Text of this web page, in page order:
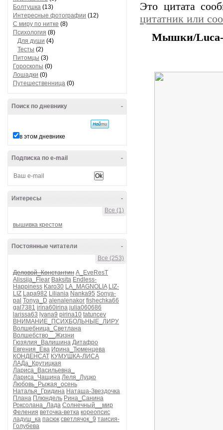
Болтушка (13)
Интересные фотографии (12)
С миру по нитке (8)
Психология (8)
Для души (4)
Тесты (2)
Питомцы (3)
Гороскопы (0)
Лошадки (0)
Путешественница (0)
-
Поиск по дневнику
в этом дневнике
-
Подписка по e-mail
-
Интересы
Все (1)
вышивка крестом
-
Постоянные читатели
Все (253)
Деловой_Константин A_EveResT
Alissija_Flear Baksita Endless-
Happiness Karo30 LA_MAGNOLIA LIZ-
LIZ Lapa982 Liliania Nanka95 Sonya-
pal Tonya_D alenalenakor fishechka66
gal7381 irina60irina julia060686
larissa63 lyana9 pirina10 tatuncev
ВНИМАНИЕ_ПСИХБОЛЬНЫЕ_ЛИРУ
Волшебница_Светлана
Волшебство__Жизни
Гюзялия_Валишина Дитафро
Евгения_Ева Ирина_Тюменцева
КОНДЕНСАТ КУМУШКА-ЛИСА
ЛАДа_Крутицкая
Лариса_Васильевна_
Лариса_Чащина Леля_Луцко
Любовь_Рыжая_осень
Наталья_Гридина Наташа-Звездочка
Плана Плюндель Рина_Санина
Роксолана_Лада Солнечный__мир
Феления веточка-ветка кореопсис
ладуш_ка пасюк светлячок_9 таисия-
Голубева
Это цитата
цитатник или
Мышки/